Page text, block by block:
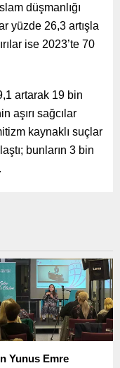
düşmanlığı
yüzde 26,3 artışla
ise 2023’te 70
artarak 19 bin
aşırı sağcılar
kaynaklı suçlar
bunların 3 bin
Yunus Emre